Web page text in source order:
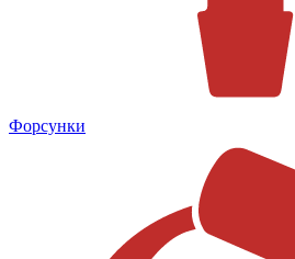
Форсунки